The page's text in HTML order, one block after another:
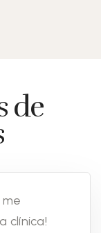
de
clínica!